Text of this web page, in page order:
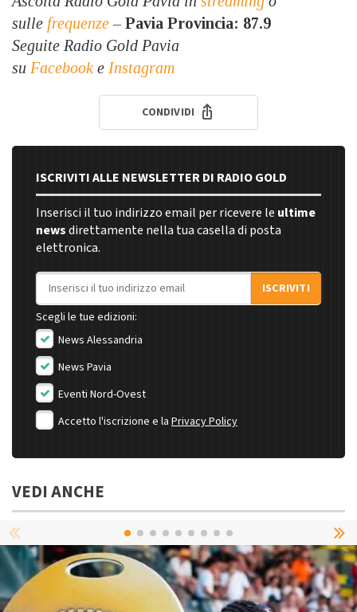
sulle frequenze– Pavia Provincia: 87.9
Seguite Radio Gold Pavia
su Facebook e Instagram
CONDIVIDI
ISCRIVITI ALLE NEWSLETTER DI RADIO GOLD
Inserisci il tuo indirizzo email per ricevere le ultime
newsdirettamente nella tua casella di posta
elettronica.
Indirizzo email
ISCRIVITI
Scegli le tue edizioni:
News Alessandria
News Pavia
Eventi Nord-Ovest
Accetto l'iscrizione e la Privacy Policy
VEDI ANCHE